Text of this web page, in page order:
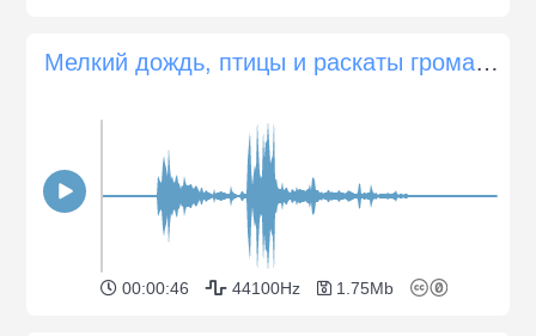
Мелкий дождь, птицы и раскаты грома вдалеке
00:00:46 44100Hz 1.75Mb